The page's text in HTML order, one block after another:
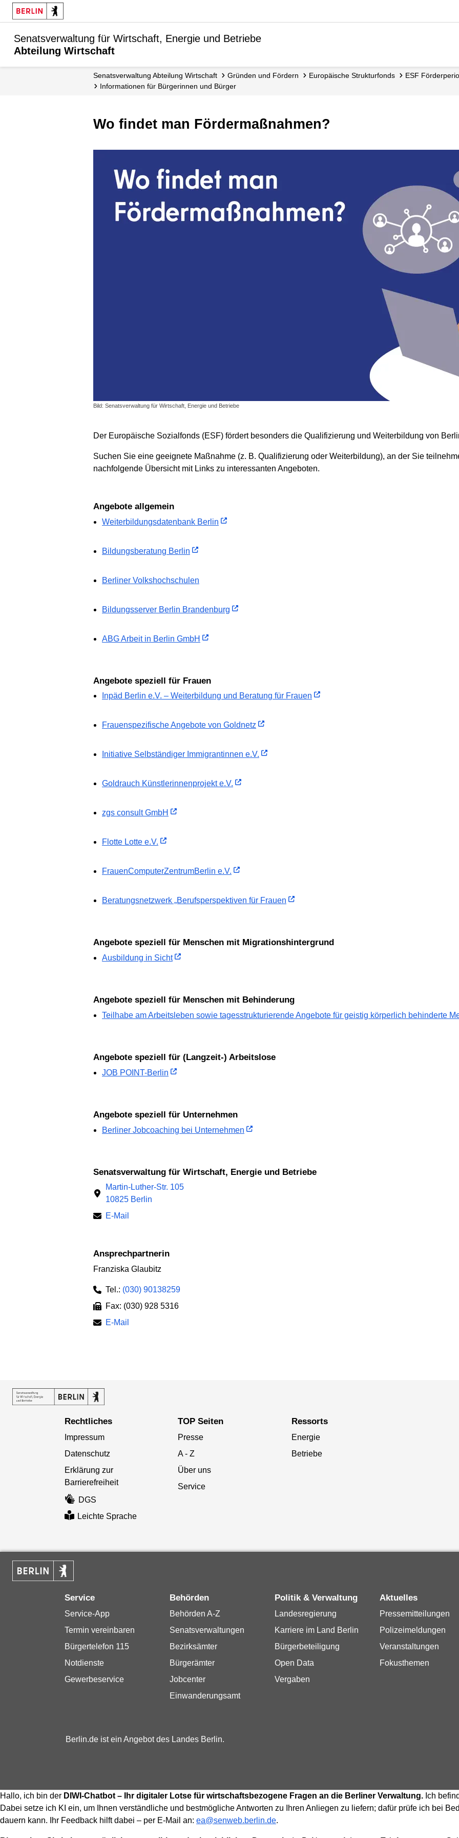
Senatsverwaltung für Wirtschaft, Energie und Betriebe
Abteilung Wirtschaft
Senats­verwaltung Abteilung Wirtschaft Gründen und Fördern Europäische Strukturfonds
ESF
Informationen für Bürgerinnen und Bürger
Wo findet man Fördermaßnahmen?
Bild: Senatsverwaltung für Wirtschaft, Energie und Betriebe
Der Europäische Sozialfonds (ESF) fördert besonders die Qualifizierung und Weiterbildung von
Suchen Sie eine geeignete Maßnahme (z. B. Qualifizierung oder Weiterbildung), an der Sie
nachfolgende Übersicht mit Links zu interessanten Angeboten.
Angebote allgemein
Weiterbildungsdatenbank Berlin
Bildungsberatung Berlin
Berliner Volkshochschulen
Bildungsserver Berlin Brandenburg
ABG Arbeit in Berlin GmbH
Angebote speziell für Frauen
Inpäd Berlin e.V. – Weiterbildung und Beratung für Frauen
Frauenspezifische Angebote von Goldnetz
Initiative Selbständiger Immigrantinnen e.V.
Goldrauch Künstlerinnenprojekt e.V.
zgs consult GmbH
Flotte Lotte e.V.
FrauenComputerZentrumBerlin e.V.
Beratungsnetzwerk „Berufsperspektiven für Frauen
Angebote speziell für Menschen mit Migrationshintergrund
Ausbildung in Sicht
Angebote speziell für Menschen mit Behinderung
Teilhabe am Arbeitsleben sowie tagesstrukturierende Angebote für geistig körperlich behinderte
Angebote speziell für (Langzeit-) Arbeitslose
JOB POINT-Berlin
Angebote speziell für Unternehmen
Berliner Jobcoaching bei Unternehmen
Senatsverwaltung für Wirtschaft, Energie und Betriebe
Martin-Luther-Str. 105
10825 Berlin
E-Mail
Ansprechpartnerin
Franziska Glaubitz
Tel.: (030) 90138259
Fax: (030) 928 5316
E-Mail
Rechtliches
Impressum
Datenschutz
Erklärung zur
Barrierefreiheit
DGS
Leichte Sprache
TOP Seiten
Presse
A - Z
Über uns
Service
Ressorts
Energie
Betriebe
Service
Service-App
Termin vereinbaren
Bürgertelefon 115
Notdienste
Gewerbeservice
Behörden
Behörden A-Z
Senatsverwaltungen
Bezirksämter
Bürgerämter
Jobcenter
Einwanderungsamt
Politik & Verwaltung
Landesregierung
Karriere im Land Berlin
Bürgerbeteiligung
Open Data
Vergaben
Aktuelles
Pressemitteilungen
Polizeimeldungen
Veranstaltungen
Fokusthemen
Berlin.de ist ein Angebot des Landes Berlin.
Hallo, ich bin der DIWI-Chatbot – Ihr digitaler Lotse für wirtschaftsbezogene Fragen an die Berliner Verwaltung. Ich
Dabei setze ich KI ein, um Ihnen verständliche und bestmögliche Antworten zu Ihren Anliegen zu liefern; dafür prüfe ich bei
dauern kann. Ihr Feedback hilft dabei – per E-Mail an: ea@senweb.berlin.de.